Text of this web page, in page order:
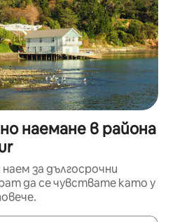
наемане в района
за дългосрочни
да се чувствате като у